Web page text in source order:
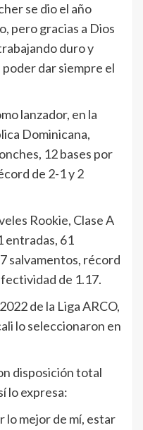
se dio el año
pero gracias a Dios
duro y
dar siempre el
lanzador, en la
Dominicana,
12 bases por
de 2-1 y 2
Rookie, Clase A
entradas, 61
salvamentos, récord
de 1.17.
de la Liga ARCO,
lo seleccionaron en
disposición total
lo expresa:
lo mejor de mí, estar